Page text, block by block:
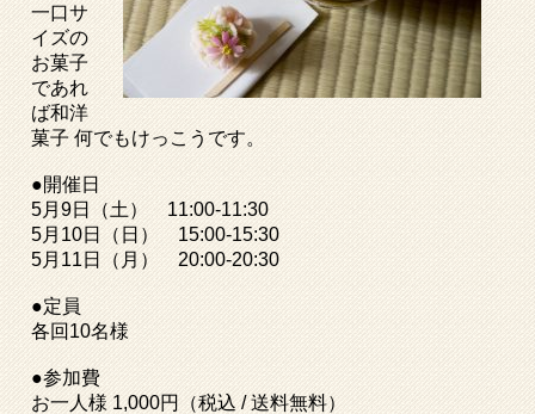
一口サ
イズの
お菓子
であれ
ば和洋
菓子 何でもけっこうです。
●開催日
5月9日（土） 11:00-11:30
5月10日（日） 15:00-15:30
5月11日（月） 20:00-20:30
●定員
各回10名様
●参加費
お一人様 1,000円（税込 / 送料無料）